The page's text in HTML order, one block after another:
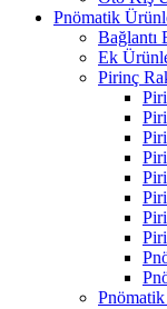
Pnömatik
Bağlantı
Ek
Pirinç